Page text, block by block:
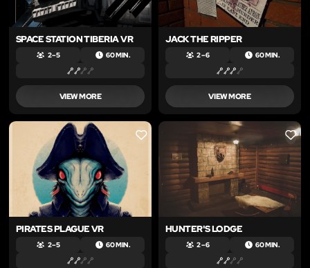
SPACE STATION TIBERIA VR
2 – 5 60 MIN.
VIEW MORE
JACK THE RIPPER
2 – 6 60 MIN.
VIEW MORE
LIKE
PIRATES PLAGUE VR
2 – 5 60 MIN.
LIKE
HUNTER'S LODGE
2 – 6 60 MIN.